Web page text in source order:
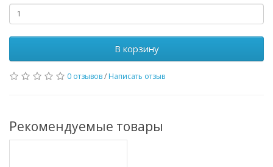
В корзину
0 отзывов/ Написать отзыв
Рекомендуемые товары